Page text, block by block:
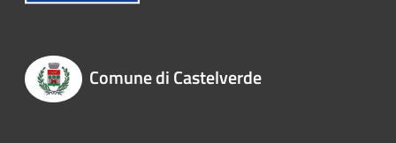
Comune di Castelverde